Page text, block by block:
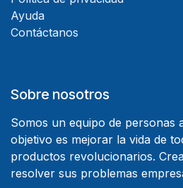
Ayuda
Contáctanos
Sobre nosotros
Somos un equipo de personas
objetivo es mejorar la vida de
productos revolucionarios.
resolver sus problemas